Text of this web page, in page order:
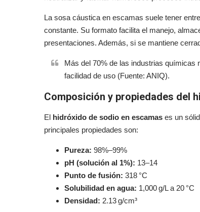
La sosa cáustica en escamas suele tener
constante. Su formato facilita el manejo,
presentaciones. Además, si se mantiene
Más del 70% de las industrias químicas
facilidad de uso (Fuente: ANIQ).
Composición y propiedades del
El hidróxido de sodio en escamas es un
principales propiedades son:
Pureza: 98%–99%
pH (solución al 1%): 13–14
Punto de fusión: 318 °C
Solubilidad en agua: 1,000 g/L a 20 °C
Densidad: 2.13 g/cm³